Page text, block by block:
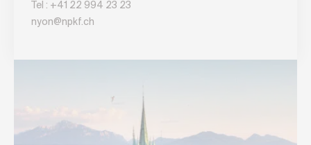
Tel : +41 22 994 23 23
nyon@npkf.ch